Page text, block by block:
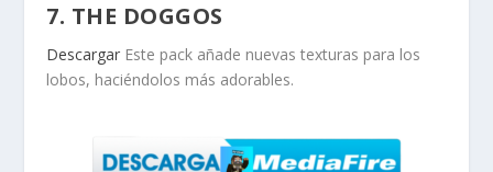
7. THE DOGGOS
Descargar Este pack añade nuevas texturas para los
lobos, haciéndolos más adorables.